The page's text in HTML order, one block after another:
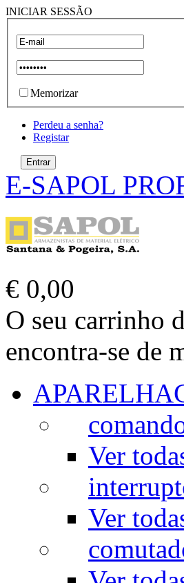
INICIAR SESSÃO
Memorizar
Perdeu a senha?
Registar
E-SAPOL
€ 0,00
O seu carrinho
encontra-se de
Ver
Ver